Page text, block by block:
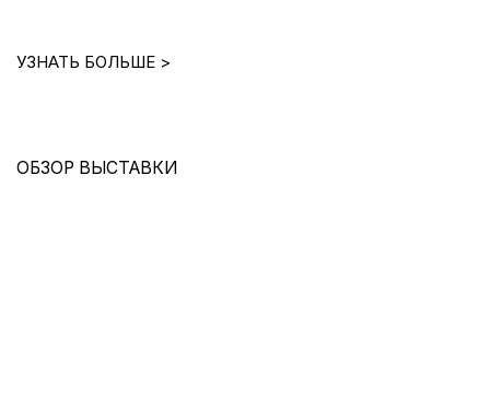
УЗНАТЬ БОЛЬШЕ >
ОБЗОР ВЫСТАВКИ